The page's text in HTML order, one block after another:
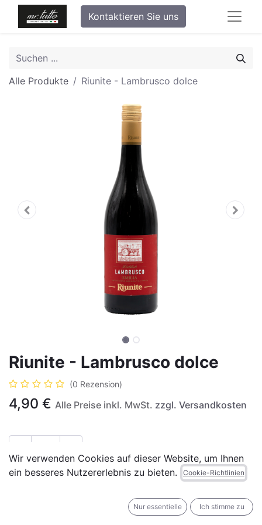
Kontaktieren Sie uns
Alle Produkte Riunite - Lambrusco dolce
Riunite - Lambrusco dolce
(0 Rezension)
4,90 € Alle Preise inkl. MwSt. zzgl. Versandkosten
IN DEN WARENKORB JETZT KAUFEN
Wir verwenden Cookies auf dieser Website, um Ihnen
ein besseres Nutzererlebnis zu bieten.
Cookie-Richtlinien
Nur essentielle Ich stimme zu